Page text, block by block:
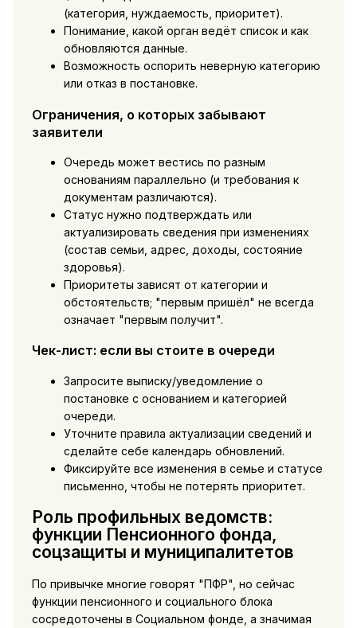
(категория, нуждаемость, приоритет).
Понимание, какой орган ведёт список и как
обновляются данные.
Возможность оспорить неверную категорию
или отказ в постановке.
Ограничения, о которых забывают
заявители
Очередь может вестись по разным
основаниям параллельно (и требования к
документам различаются).
Статус нужно подтверждать или
актуализировать сведения при изменениях
(состав семьи, адрес, доходы, состояние
здоровья).
Приоритеты зависят от категории и
обстоятельств; "первым пришёл" не всегда
означает "первым получит".
Чек-лист: если вы стоите в очереди
Запросите выписку/уведомление о
постановке с основанием и категорией
очереди.
Уточните правила актуализации сведений и
сделайте себе календарь обновлений.
Фиксируйте все изменения в семье и статусе
письменно, чтобы не потерять приоритет.
Роль профильных ведомств:
функции Пенсионного фонда,
соцзащиты и муниципалитетов
По привычке многие говорят "ПФР", но сейчас
функции пенсионного и социального блока
сосредоточены в Социальном фонде, а значимая